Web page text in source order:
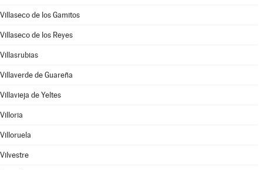
Villaseco de los Gamitos
Villaseco de los Reyes
Villasrubias
Villaverde de Guareña
Villavieja de Yeltes
Villoria
Villoruela
Vilvestre